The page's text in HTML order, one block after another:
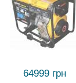
64999 грн